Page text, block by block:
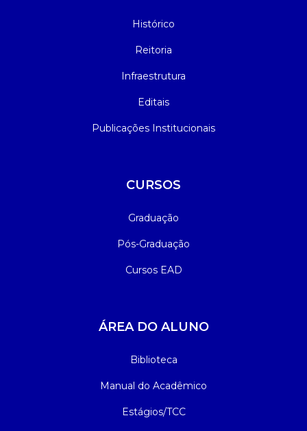
Histórico
Reitoria
Infraestrutura
Editais
Publicações Institucionais
CURSOS
Graduação
Pós-Graduação
Cursos EAD
ÁREA DO ALUNO
Biblioteca
Manual do Acadêmico
Estágios/TCC